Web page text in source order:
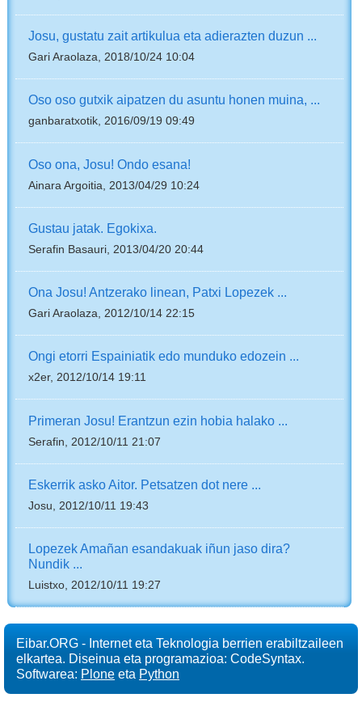
Josu, gustatu zait artikulua eta adierazten duzun ...
Gari Araolaza, 2018/10/24 10:04
Oso oso gutxik aipatzen du asuntu honen muina, ...
ganbaratxotik, 2016/09/19 09:49
Oso ona, Josu! Ondo esana!
Ainara Argoitia, 2013/04/29 10:24
Gustau jatak. Egokixa.
Serafin Basauri, 2013/04/20 20:44
Ona Josu! Antzerako linean, Patxi Lopezek ...
Gari Araolaza, 2012/10/14 22:15
Ongi etorri Espainiatik edo munduko edozein ...
x2er, 2012/10/14 19:11
Primeran Josu! Erantzun ezin hobia halako ...
Serafin, 2012/10/11 21:07
Eskerrik asko Aitor. Petsatzen dot nere ...
Josu, 2012/10/11 19:43
Lopezek Amañan esandakuak iñun jaso dira?
Nundik ...
Luistxo, 2012/10/11 19:27
Eibar.ORG - Internet eta Teknologia berrien erabiltzaileen
elkartea. Diseinua eta programazioa: CodeSyntax.
Softwarea: Plone eta Python